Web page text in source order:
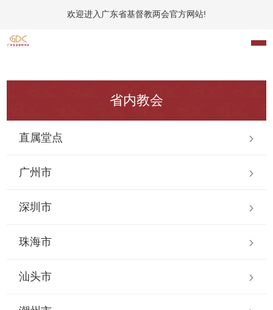
欢迎进入广东省基督教两会官方网站!
省内教会
直属堂点
广州市
深圳市
珠海市
汕头市